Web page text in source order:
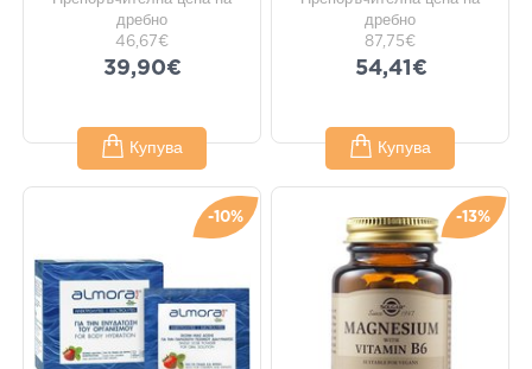
дребно
46,67€
39,90€
Купува
дребно
87,75€
54,41€
Купува
-10% -13%